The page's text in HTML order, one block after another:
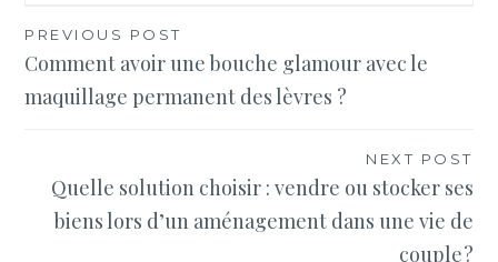
Navigation
de
l’article
PREVIOUS POST
Comment avoir une bouche glamour avec le
maquillage permanent des lèvres ?
NEXT POST
Quelle solution choisir : vendre ou stocker ses
biens lors d’un aménagement dans une vie de
couple ?